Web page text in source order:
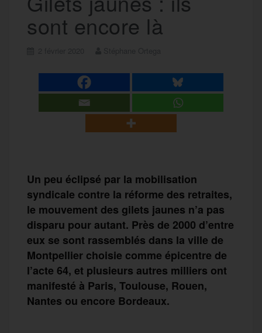
sont encore là
Un peu éclipsé par la mobilisation
syndicale contre la réforme des retraites,
le mouvement des gilets jaunes n’a pas
disparu pour autant. Près de 2000 d’entre
eux se sont rassemblés dans la ville de
Montpellier choisie comme épicentre de
l’acte 64, et plusieurs autres milliers ont
manifesté à Paris, Toulouse, Rouen,
Nantes ou encore Bordeaux.